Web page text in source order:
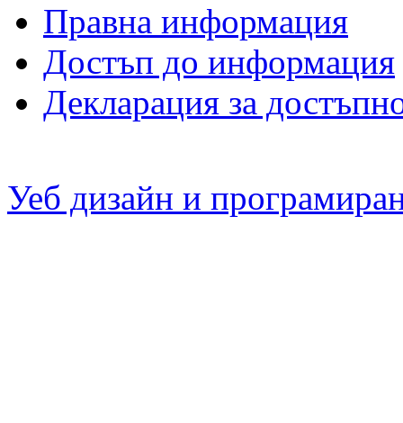
Правна информация
Достъп до информация
Декларация за
Уеб дизайн и